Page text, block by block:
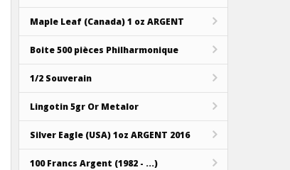
Maple Leaf (Canada) 1 oz ARGENT
Boite 500 pièces Philharmonique
1/2 Souverain
Lingotin 5gr Or Metalor
Silver Eagle (USA) 1oz ARGENT 2016
100 Francs Argent (1982 - ...)